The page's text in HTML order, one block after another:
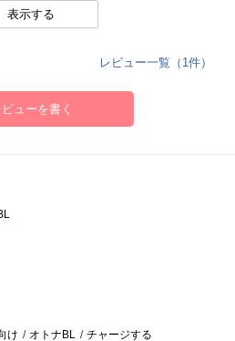
ると……ちょっと近づく感じ、しな
に戻ってくると…一人、晄の姿が。
たのは……
表示する
レビュー一覧（1件）
ビューを書く
け オトナBL チャージする